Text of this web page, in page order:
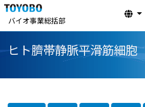
バイオ事業総括部
ヒト臍帯静脈平滑筋細胞